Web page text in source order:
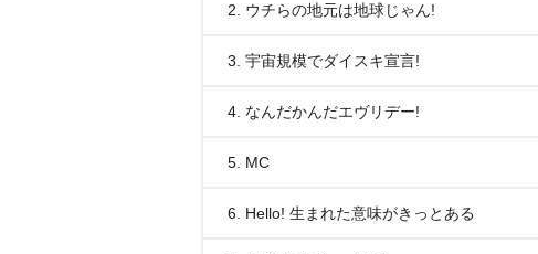
2. ウチらの地元は地球じゃん!
3. 宇宙規模でダイスキ宣言!
4. なんだかんだエヴリデー!
5. MC
6. Hello! 生まれた意味がきっとある